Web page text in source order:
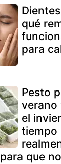
qué
para
Pesto
verano
el
tiempo
que